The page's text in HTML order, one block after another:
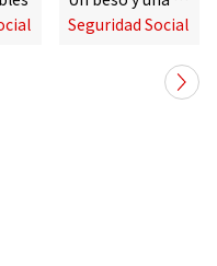
Seguridad Social